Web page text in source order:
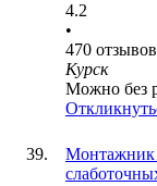
4.2
•
470 отзывов
Курск
Можно без
Монтажник